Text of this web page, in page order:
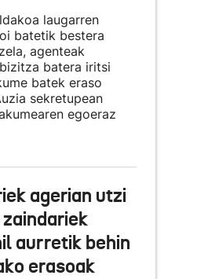
laugarren
batetik bestera
agenteak
batera iritsi
batek eraso
sekretupean
egoeraz
agerian utzi
aurretik behin
erasoak